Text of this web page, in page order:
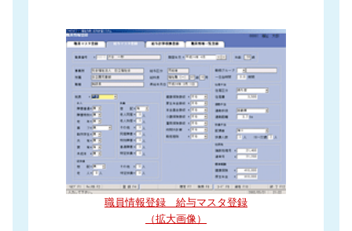
職員情報登録 給与マスタ登録
（拡大画像）